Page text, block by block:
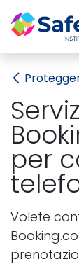
per
Volete